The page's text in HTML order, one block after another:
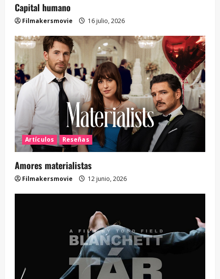
Capital humano
Filmakersmovie 16 julio, 2026
Artículos Reseñas
Amores materialistas
Filmakersmovie 12 junio, 2026